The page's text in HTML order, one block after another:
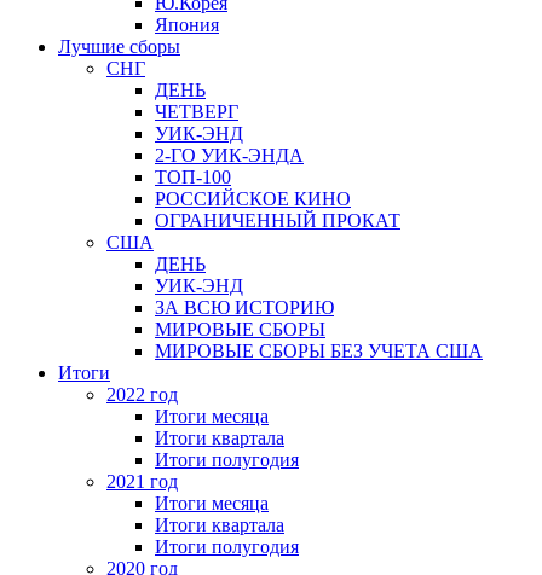
Япония
Лучшие сборы
СНГ
ДЕНЬ
ЧЕТВЕРГ
УИК-ЭНД
2-ГО УИК-ЭНДА
ТОП-100
РОССИЙСКОЕ КИНО
ОГРАНИЧЕННЫЙ ПРОКАТ
США
ДЕНЬ
УИК-ЭНД
ЗА ВСЮ ИСТОРИЮ
МИРОВЫЕ СБОРЫ
МИРОВЫЕ СБОРЫ БЕЗ УЧЕТА США
Итоги
2022 год
Итоги месяца
Итоги квартала
Итоги полугодия
2021 год
Итоги месяца
Итоги квартала
Итоги полугодия
2020 год